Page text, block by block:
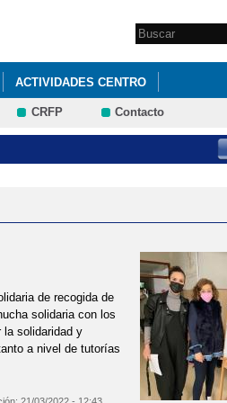
Search this site
ACTIVIDADES CENTRO
CRFP Contacto
de recogida de
solidaria con los
la solidaridad y
a nivel de tutorías